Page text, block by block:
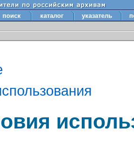
поиск каталог указатель